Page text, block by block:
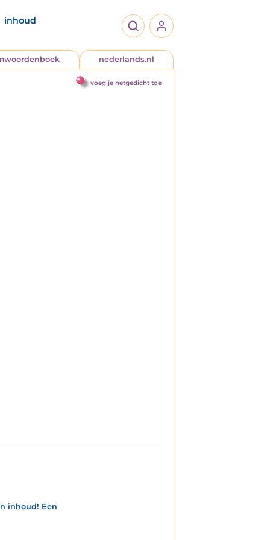
inhoud
nederlands.nl
voeg je netgedicht toe
inhoud! Een